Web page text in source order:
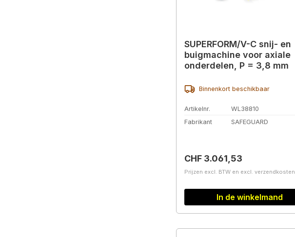
SUPERFORM/V-C snij- en
buigmachine voor axiale
onderdelen, P = 3,8 mm
Binnenkort beschikbaar
Artikelnr.
WL38810
Fabrikant
SAFEGUARD
Normale prijs:
CHF 3.061,53
Prijzen excl. BTW en excl. verzendkosten
In de winkelmand